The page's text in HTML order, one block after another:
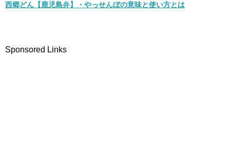
西郷どん【鹿児島弁】・やっせんぼの意味と使い方とは
Sponsored Links